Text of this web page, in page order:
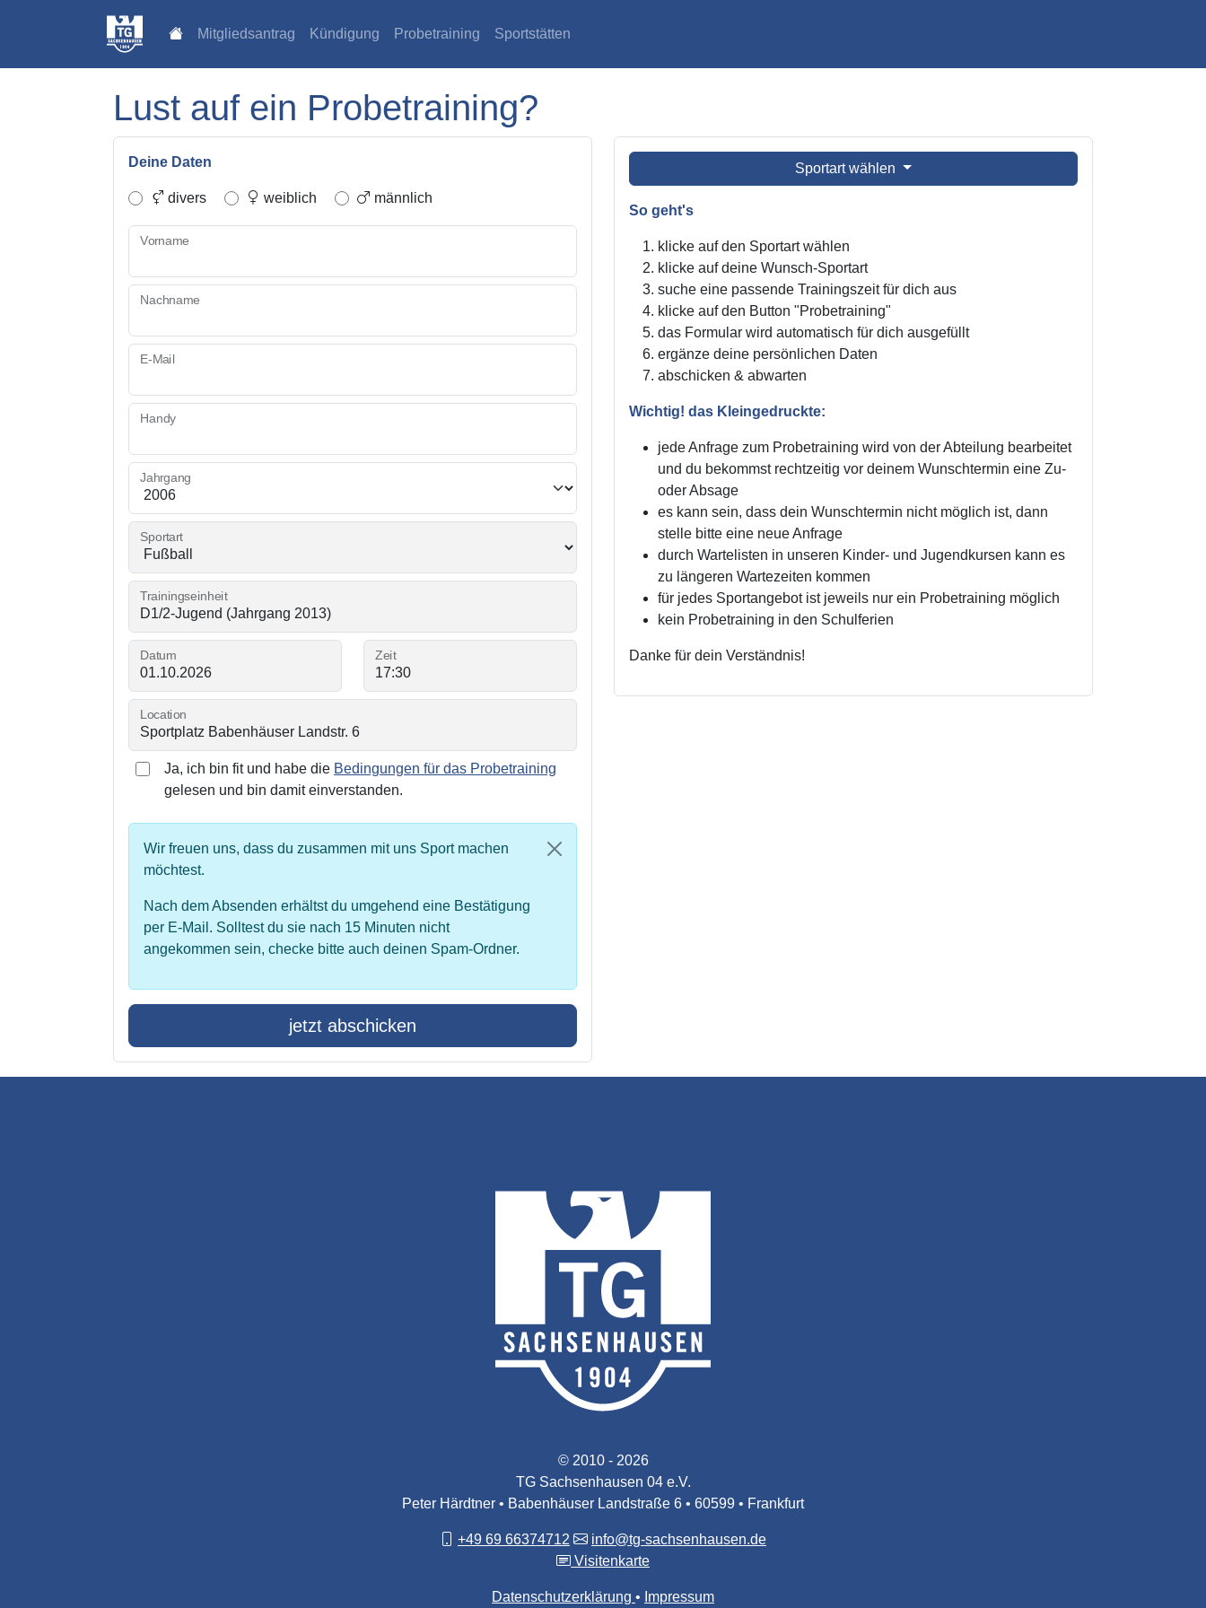
Mitgliedsantrag Kündigung Probetraining Sportstätten
Lust auf ein Probetraining?
Deine Daten
divers weiblich männlich
Vorname
Nachname
E-Mail
Handy
Jahrgang
Sportart
Trainingseinheit
Datum Zeit
Location
Ja, ich bin fit und habe die Bedingungen für das Probetraining
gelesen und bin damit einverstanden.
Wir freuen uns, dass du zusammen mit uns Sport machen
möchtest.
Nach dem Absenden erhältst du umgehend eine Bestätigung
per E-Mail. Solltest du sie nach 15 Minuten nicht
angekommen sein, checke bitte auch deinen Spam-Ordner.
jetzt abschicken
Sportart wählen
So geht's
klicke auf den Sportart wählen
klicke auf deine Wunsch-Sportart
suche eine passende Trainingszeit für dich aus
klicke auf den Button "Probetraining"
das Formular wird automatisch für dich ausgefüllt
ergänze deine persönlichen Daten
abschicken & abwarten
Wichtig! das Kleingedruckte:
jede Anfrage zum Probetraining wird von der Abteilung bearbeitet
und du bekommst rechtzeitig vor deinem Wunschtermin eine Zu-
oder Absage
es kann sein, dass dein Wunschtermin nicht möglich ist, dann
stelle bitte eine neue Anfrage
durch Wartelisten in unseren Kinder- und Jugendkursen kann es
zu längeren Wartezeiten kommen
für jedes Sportangebot ist jeweils nur ein Probetraining möglich
kein Probetraining in den Schulferien
Danke für dein Verständnis!
© 2010 - 2026
TG Sachsenhausen 04 e.V.
Peter Härdtner • Babenhäuser Landstraße 6 • 60599 • Frankfurt
+49 69 66374712
info@tg-sachsenhausen.de
Visitenkarte
Datenschutzerklärung Impressum